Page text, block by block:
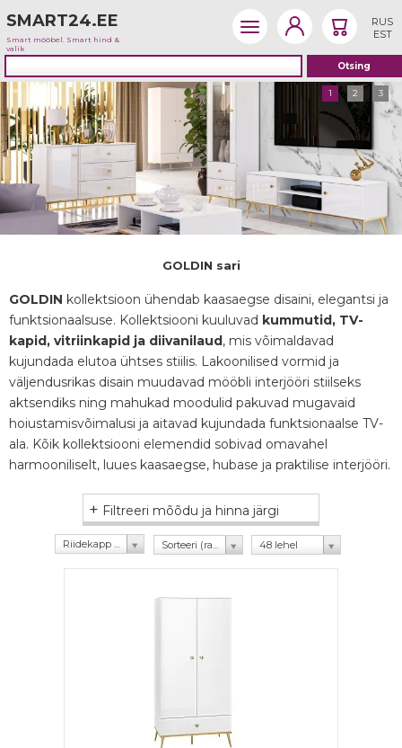
SMART24.EE
Smart mööbel. Smart hind &
valik
RUS
EST
1 2 3
GOLDIN sari
GOLDIN kollektsioon ühendab kaasaegse disaini, elegantsi ja
funktsionaalsuse. Kollektsiooni kuuluvad kummutid, TV-
kapid, vitriinkapid ja diivanilaud, mis võimaldavad
kujundada elutoa ühtses stiilis. Lakoonilised vormid ja
väljendusrikas disain muudavad mööbli interjööri stiilseks
aktsendiks ning mahukad moodulid pakuvad mugavaid
hoiustamisvõimalusi ja aitavad kujundada funktsionaalse TV-
ala. Kõik kollektsiooni elemendid sobivad omavahel
harmooniliselt, luues kaasaegse, hubase ja praktilise interjööri.
+ Filtreeri mõõdu ja hinna järgi
48 lehel